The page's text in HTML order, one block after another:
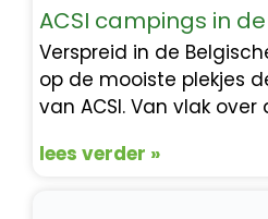
ACSI campings in
Verspreid in de
op de mooiste plekjes
van ACSI. Van vlak over
lees verder »